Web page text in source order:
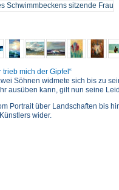
trieb mich der Gipfel
Söhnen widmete sich bis zu
ausüben kann, gilt nun seine
Portrait über Landschaften bis
wider.